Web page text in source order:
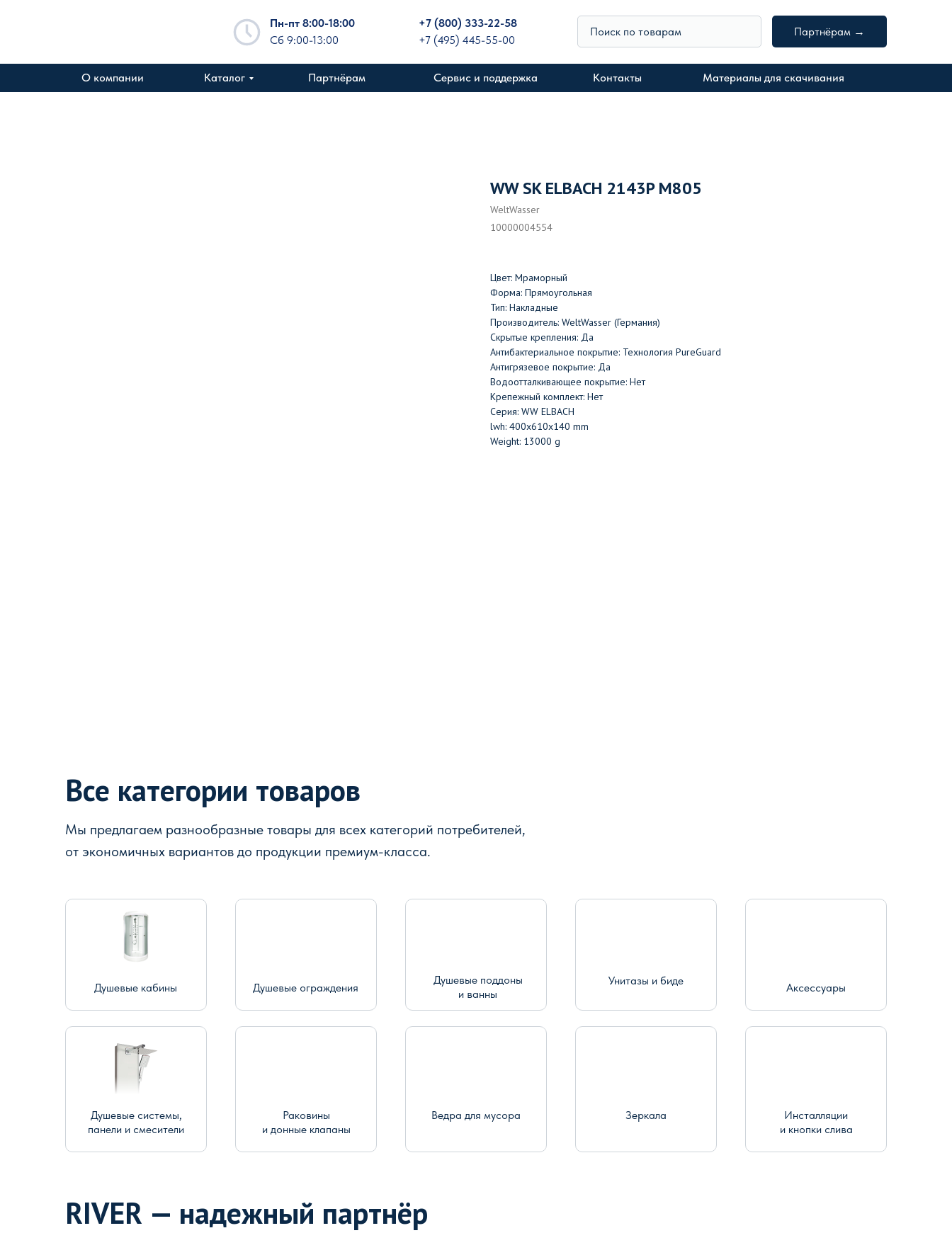
Партнёрам →
О компании Материалы для скачивания
Каталог Партнёрам Сервис и поддержка Контакты
Пн-пт 8:00-18:00
Сб 9:00-13:00
+7 (800) 333-22-58
+7 (495) 445-55-00
Поиск по товарам
WW SK ELBACH 2143P M805
WeltWasser
10000004554
Цвет: Мраморный
Форма: Прямоугольная
Тип: Накладные
Производитель: WeltWasser (Германия)
Скрытые крепления: Да
Антибактериальное покрытие: Технология PureGuard
Антигрязевое покрытие: Да
Водоотталкивающее покрытие: Нет
Крепежный комплект: Нет
Серия: WW ELBACH
lwh: 400x610x140 mm
Weight: 13000 g
Все категории товаров
Мы предлагаем разнообразные товары для всех категорий потребителей,
от экономичных вариантов до продукции премиум-класса.
Душевые системы,
панели и смесители
Ведра для мусора
Душевые кабины
Зеркала
Душевые ограждения
Раковины
и донные клапаны
Аксессуары
Инсталляции
и кнопки слива
Унитазы и биде
Душевые поддоны
и ванны
RIVER — надежный партнёр